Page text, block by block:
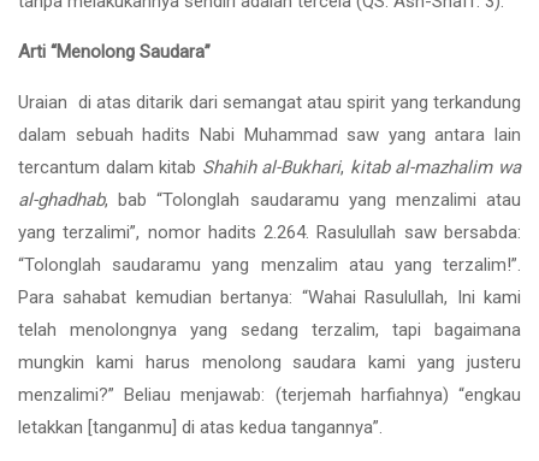
Arti “Menolong Saudara”
Uraian di atas ditarik dari semangat atau spirit yang terkandung
dalam sebuah hadits Nabi Muhammad saw yang antara lain
tercantum dalam kitab Shahih al-Bukhari, kitab al-mazhalim wa
al-ghadhab, bab “Tolonglah saudaramu yang menzalimi atau
yang terzalimi”, nomor hadits 2.264. Rasulullah saw bersabda:
“Tolonglah saudaramu yang menzalim atau yang terzalim!”.
Para sahabat kemudian bertanya: “Wahai Rasulullah, Ini kami
telah menolongnya yang sedang terzalim, tapi bagaimana
mungkin kami harus menolong saudara kami yang justeru
menzalimi?” Beliau menjawab: (terjemah harfiahnya) “engkau
letakkan [tanganmu] di atas kedua tangannya”.